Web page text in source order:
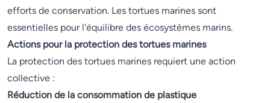
efforts de conservation. Les tortues marines sont
essentielles pour l'équilibre des écosystèmes marins.
Actions pour la protection des tortues marines
La protection des tortues marines requiert une action
collective :
Réduction de la consommation de plastique